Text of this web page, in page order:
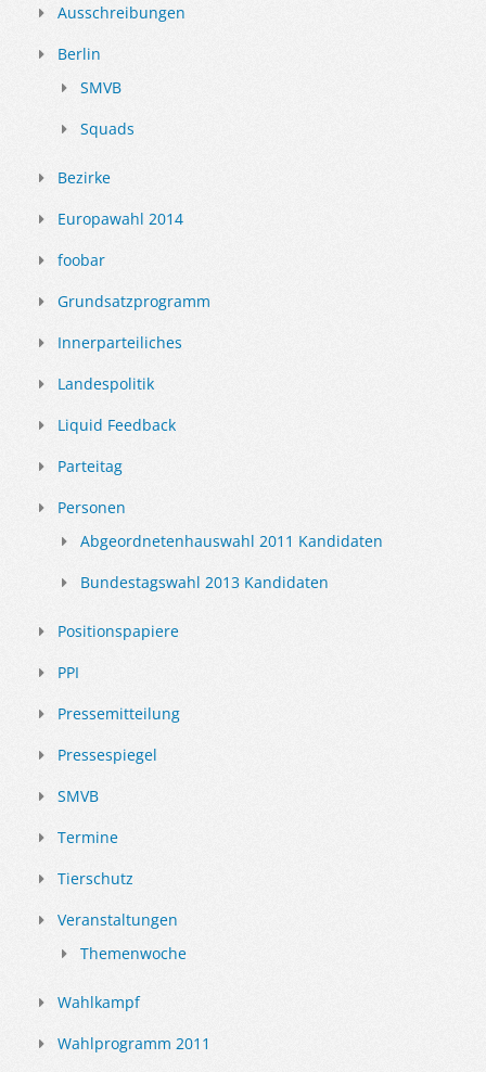
Ausschreibungen
Berlin
SMVB
Squads
Bezirke
Europawahl 2014
foobar
Grundsatzprogramm
Innerparteiliches
Landespolitik
Liquid Feedback
Parteitag
Personen
Abgeordnetenhauswahl 2011 Kandidaten
Bundestagswahl 2013 Kandidaten
Positionspapiere
PPI
Pressemitteilung
Pressespiegel
SMVB
Termine
Tierschutz
Veranstaltungen
Themenwoche
Wahlkampf
Wahlprogramm 2011